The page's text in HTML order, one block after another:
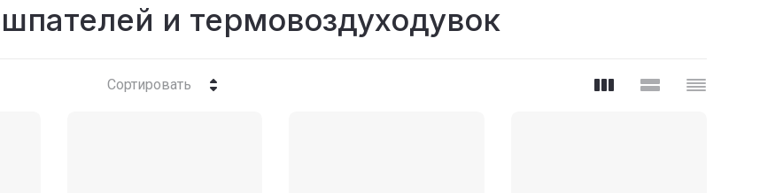
и термовоздуходувок
Сортировать